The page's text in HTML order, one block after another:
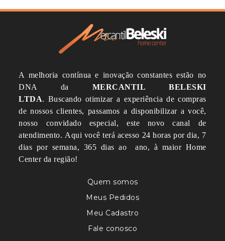
A melhoria contínua e inovação constantes estão no
DNA da MERCANTIL BELESKI
LTDA. Buscando otimizar a experiência de compras
de nossos clientes, passamos a disponibilizar a você,
nosso convidado especial, este novo canal de
atendimento. Aqui você terá acesso 24 horas por dia, 7
dias por semana, 365 dias ao ano, à maior Home
Center da região!
Quem somos
Meus Pedidos
Meu Cadastro
Fale conosco